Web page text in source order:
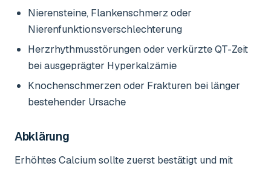
Nierensteine, Flankenschmerz oder
Nierenfunktionsverschlechterung
Herzrhythmusstörungen oder verkürzte QT-Zeit
bei ausgeprägter Hyperkalzämie
Knochenschmerzen oder Frakturen bei länger
bestehender Ursache
Abklärung
Erhöhtes Calcium sollte zuerst bestätigt und mit